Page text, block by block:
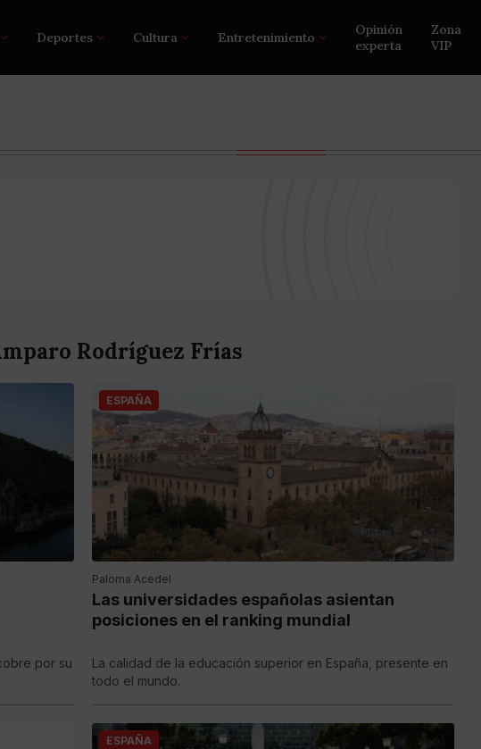
Deportes Cultura Entretenimiento
Opinión
experta
Zona
VIP
Rodríguez Frías
por su
ESPAÑA
Paloma Acedel
Las universidades españolas asientan
posiciones en el ranking mundial
La calidad de la educación superior en España, presente en
todo el mundo.
ESPAÑA